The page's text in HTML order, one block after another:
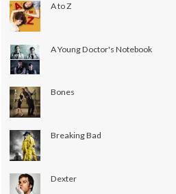
A to Z
A Young Doctor's Notebook
Bones
Breaking Bad
Dexter